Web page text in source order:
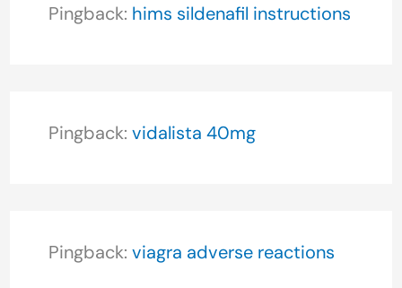
Pingback: hims sildenafil instructions
Pingback: vidalista 40mg
Pingback: viagra adverse reactions